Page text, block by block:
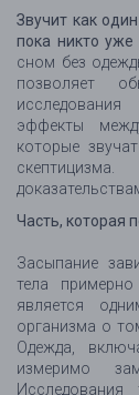
Звучит как
пока никто уже
сном без
позволяет
исследования
эффекты
которые
Часть, которая
Засыпание
тела
является
организма о
Одежда,
измеримо